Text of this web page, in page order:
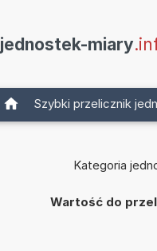
jednostek-miary
Szybki przelicznik
Kategoria
Wartość do